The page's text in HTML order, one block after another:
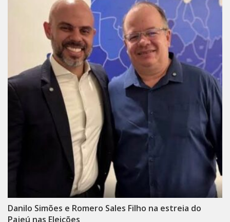
Danilo Simões e Romero Sales Filho na estreia do
Pajeú nas Eleições